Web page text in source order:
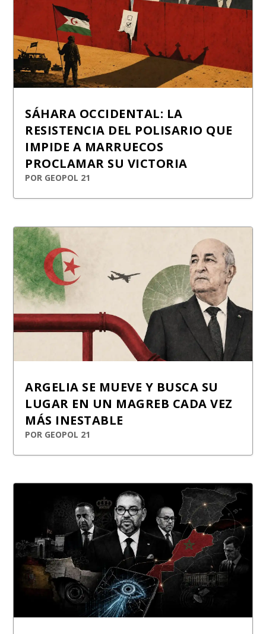
SÁHARA OCCIDENTAL: LA
RESISTENCIA DEL POLISARIO QUE
IMPIDE A MARRUECOS
PROCLAMAR SU VICTORIA
POR GEOPOL 21
ARGELIA SE MUEVE Y BUSCA SU
LUGAR EN UN MAGREB CADA VEZ
MÁS INESTABLE
POR GEOPOL 21